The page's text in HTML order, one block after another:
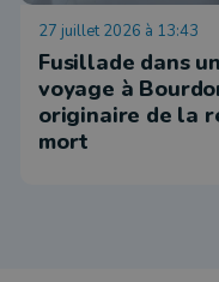
27 juillet 2026 à 13:43
Fusillade dans
voyage à
originaire de la
mort